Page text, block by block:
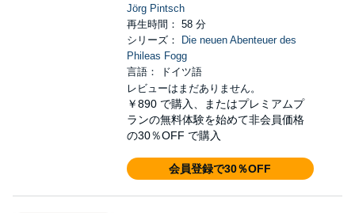
Jörg Pintsch
再生時間： 58 分
シリーズ：
Die neuen Abenteuer des
Phileas Fogg
言語： ドイツ語
レビューはまだありません。
￥890 で購入、またはプレミアムプ
ランの無料体験を始めて非会員価格
の30％OFF で購入
会員登録で30％OFF